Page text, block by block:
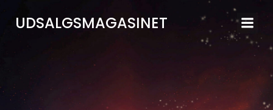
til
UDSALGSMAGASINET